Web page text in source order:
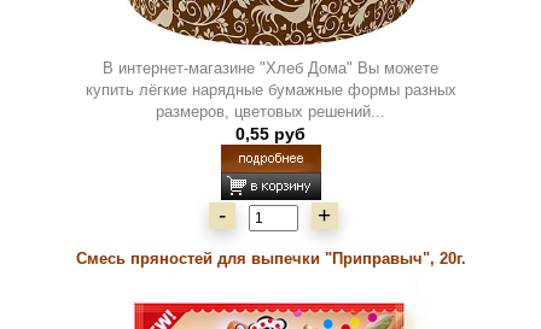
В интернет-магазине "Хлеб Дома" Вы можете
купить лёгкие нарядные бумажные формы разных
размеров, цветовых решений...
0,55 руб
- +
Смесь пряностей для выпечки "Приправыч", 20г.